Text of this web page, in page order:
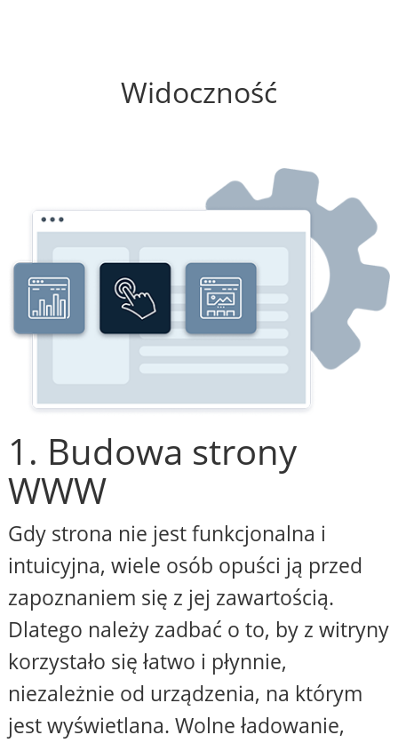
Widoczność
1. Budowa strony
WWW
Gdy strona nie jest funkcjonalna i
intuicyjna, wiele osób opuści ją przed
zapoznaniem się z jej zawartością.
Dlatego należy zadbać o to, by z witryny
korzystało się łatwo i płynnie,
niezależnie od urządzenia, na którym
jest wyświetlana. Wolne ładowanie,